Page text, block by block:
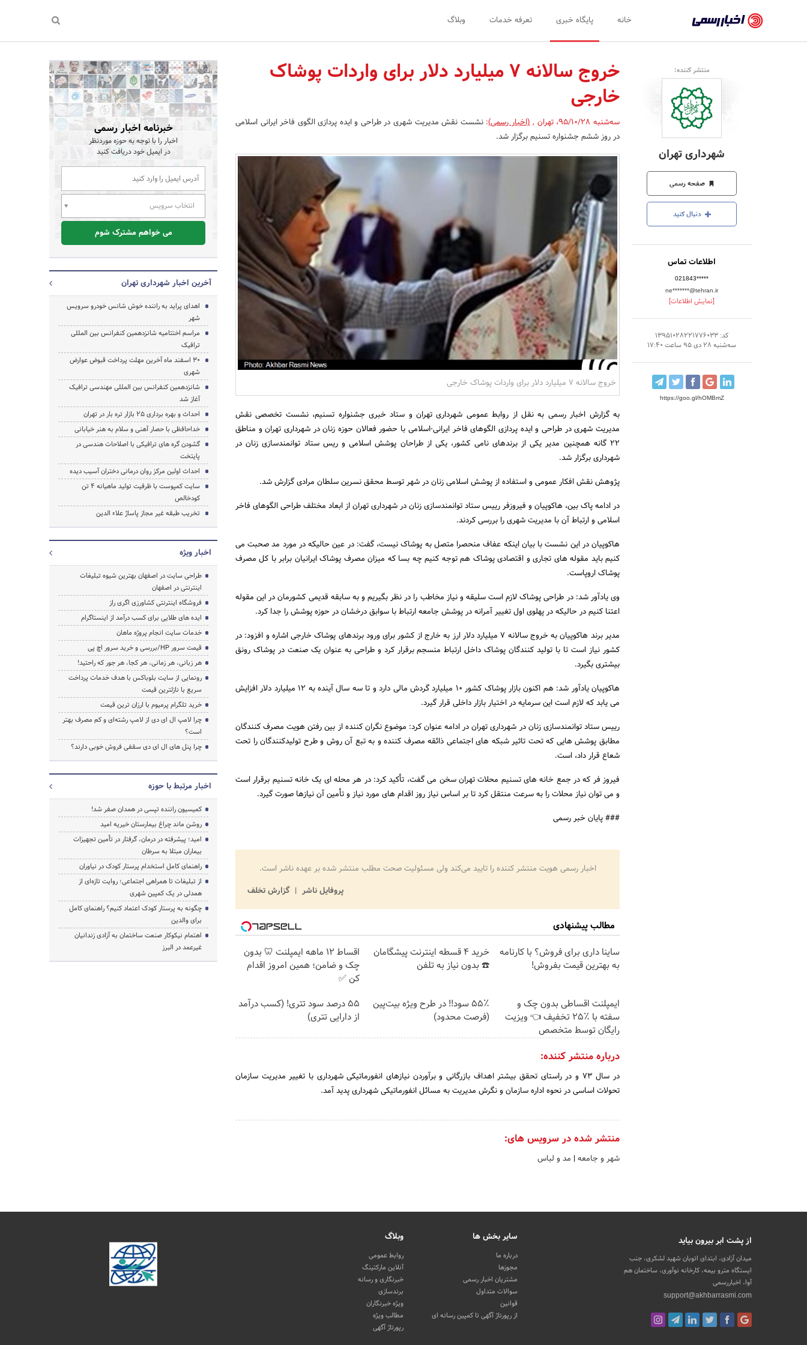
رسمی
-
اخبار
تایید
شده
شرکت‌ها،
سازمان‌ها
و
روابط
عمومی‌ها
خانه پایگاه خبری تعرفه خدمات وبلاگ
منتشر کننده:
شهرداری تهران
صفحه رسمی
دنبال کنید
اطلاعات تماس
021843*****
ne*******@tehran.ir
[نمایش اطلاعات]
کد: 13951028221776033
سه‌شنبه 28 دی 95 ساعت 17:40
https://goo.gl/hOMBmZ
خروج سالانه ۷ میلیارد دلار برای واردات پوشاک
خارجی
سه‌شنبه 95/10/28 ،تهران ,(اخبار رسمی):نشست نقش مدیریت شهری در طراحی و ایده پردازی الگوی فاخر ایرانی اسلامی
در روز ششم جشنواره تسنیم برگزار شد.
خروج سالانه ۷ میلیارد دلار برای واردات پوشاک خارجی
به گزارش اخبار رسمی به نقل از روابط عمومی شهرداری تهران و ستاد خبری جشنواره تسنیم، نشست تخصصی نقش
مدیریت شهری در طراحی و ایده پردازی الگوهای فاخر ایرانی-اسلامی با حضور فعالان حوزه زنان در شهرداری تهران و مناطق
22 گانه همچنین مدیر یکی از برندهای نامی کشور، یکی از طراحان پوشش اسلامی و ریس ستاد توانمندسازی زنان در
شهرداری برگزار شد.
پژوهش نقش افکار عمومی و استفاده از پوشش اسلامی زنان در شهر توسط محقق نسرین سلطان مرادی گزارش شد.
در ادامه پاک بین، هاکوپیان و فیروزفر رییس ستاد توانمندسازی زنان در شهرداری تهران از ابعاد مختلف طراحی الگوهای فاخر
اسلامی و ارتباط آن با مدیریت شهری را بررسی کردند.
هاکوپیان در این نشست با بیان اینکه عفاف منحصرا متصل به پوشاک نیست، گفت: در عین حالیکه در مورد مد صحبت می
کنیم باید مقوله های تجاری و اقتصادی پوشاک هم توجه کنیم چه بسا که میزان مصرف پوشاک ایرانیان برابر با کل مصرف
پوشاک اروپاست.
وی یادآور شد: در طراحی پوشاک لازم است سلیقه و نیاز مخاطب را در نظر بگیریم و به سابقه قدیمی کشورمان در این مقوله
اعتنا کنیم در حالیکه در پهلوی اول تغییر آمرانه در پوشش جامعه ارتباط با سوابق درخشان در حوزه پوشش را جدا کرد.
مدیر برند هاکوپیان به خروج سالانه 7 میلیارد دلار ارز به خارج از کشور برای ورود برندهای پوشاک خارجی اشاره و افزود: در
کشور نیاز است تا با تولید کنندگان پوشاک داخل ارتباط منسجم برقرار کرد و طراحی به عنوان یک صنعت در پوشاک رونق
بیشتری بگیرد.
هاکوپیان یادآور شد: هم اکنون بازار پوشاک کشور 10 میلیارد گردش مالی دارد و تا سه سال آینده به 12 میلیارد دلار افزایش
می یابد که لازم است این سرمایه در اختیار بازار داخلی قرار گیرد.
رییس ستاد توانمندسازی زنان در شهرداری تهران در ادامه عنوان کرد: موضوع نگران کننده از بین رفتن هویت مصرف کنندگان
مطابق پوشش هایی که تحت تاثیر شبکه های اجتماعی ذائقه مصرف کننده و به تبع آن روش و طرح تولیدکنندگان را تحت
شعاع قرار داد، است.
فیروز فر که در جمع خانه های تسنیم محلات تهران سخن می گفت، تأکید کرد: در هر محله ای یک خانه تسنیم برقرار است
و می توان نیاز محلات را به سرعت منتقل کرد تا بر اساس نیاز روز اقدام های مورد نیاز و تأمین آن نیازها صورت گیرد.
### پایان خبر رسمی
اخبار رسمی هویت منتشر کننده را تایید می‌کند ولی مسئولیت صحت مطلب منتشر شده بر عهده ناشر است.
پروفایل ناشر
گزارش تخلف
مطالب پیشنهادی
ساینا داری برای فروش؟ با کارنامه
به بهترین قیمت بفروش!
خرید 4 قسطه اینترنت پیشگامان
☎️ بدون نیاز به تلفن
اقساط ۱۲ ماهه ایمپلنت 🦷 بدون
چک و ضامن؛ همین امروز اقدام
کن ✅
ایمپلنت اقساطی بدون چک و
سفته با ٪۲۵ تخفیف 👈 ویزیت
رایگان توسط متخصص
۵۵٪ سود!! در طرح ویژه بیت‌پین
(فرصت محدود)
۵۵ درصد سود تتری! (کسب درآمد
از دارایی تتری)
درباره منتشر کننده:
در سال‌ 73 و در راستای‌ تحقق‌ بیشتر اهداف‌ بازرگانی‌ و برآوردن‌ نیازهای‌ انفورماتیکی‌ شهرداری‌ با تغییر مدیریت‌ سازمان‌
تحولات‌ اساسی‌ در نحوه‌ اداره‌ سازمان‌ و نگرش‌ مدیریت‌ به‌ مسائل‌ انفورماتیکی‌ شهرداری‌ پدید آمد.
منتشر شده در سرویس های:
شهر و جامعه | مد و لباس
خبرنامه اخبار رسمی
اخبار را با توجه به حوزه موردنظر
در ایمیل خود دریافت کنید
انتخاب سرویس
می خواهم مشترک شوم
آخرین اخبار شهرداری تهران
اهدای پراید به راننده خوش شانس خودرو سرویس
شهر
مراسم اختتامیه شانزدهمین کنفرانس بین المللی
ترافیک
30 اسفند ماه آخرین مهلت پرداخت قبوض عوارض
شهری
شانزدهمین کنفرانس بین المللی مهندسی ترافیک
آغاز شد
احداث و بهره برداری 25 بازار تره بار در تهران
خداحافظی با حصار آهنی و سلام به هنر خیابانی
گشودن گره های ترافیکی با اصلاحات هندسی در
پایتخت
احداث اولین مرکز روان درمانی دختران آسیب دیده
سایت کمپوست با ظرفیت تولید ماهیانه 4 تن
کودخالص
تخریب طبقه غیر مجاز پاساژ علاء الدین
اخبار ویژه
طراحی سایت در اصفهان بهترین شیوه تبلیغات
اینترنتی در اصفهان
فروشگاه اینترنتی کشاورزی اگری راز
ایده های طلایی برای کسب درآمد از اینستاگرام
خدمات سایت انجام پروژه ماهان
قیمت سرور HP/بررسی و خرید سرور اچ پی
هر زبانی، هر زمانی، هر کجا، هر جور که راحتید!
رونمایی از سایت بلوباکس با هدف خدمات پرداخت
سریع با نازلترین قیمت
خرید تلگرام پرمیوم با ارزان ترین قیمت
چرا لامپ ال ای دی از لامپ رشته‌ای و کم مصرف بهتر
است؟
چرا پنل های ال ای دی سقفی فروش خوبی دارند؟
اخبار مرتبط با حوزه
کمیسیون راننده تپسی در همدان صفر شد!
روشن ماند چراغ بیمارستان خیریه امید
امید؛ پیشرفته در درمان، گرفتار در تأمین تجهیزات
بیماران مبتلا به سرطان
راهنمای کامل استخدام پرستار کودک در نیاوران
از تبلیغات تا همراهی اجتماعی؛ روایت تازه‌ای از
همدلی در یک کمپین شهری
چگونه به پرستار کودک اعتماد کنیم؟ راهنمای کامل
برای والدین
اهتمام نیکوکار صنعت ساختمان به آزادی زندانیان
غیرعمد در البرز
از پشت ابر بیرون بیاید
میدان آزادی، ابتدای اتوبان شهید لشکری، جنب
ایستگاه مترو بیمه، کارخانه نوآوری، ساختمان هم
آوا، اخباررسمی
support@akhbarrasmi.com
سایر بخش ها
درباره ما
مجوزها
مشتریان اخبار رسمی
سوالات متداول
قوانین
از رپورتاژ آگهی تا کمپین رسانه ای
وبلاگ
روابط عمومی
آنلاین مارکتینگ
خبرنگاری و رسانه
برندسازی
ویژه خبرنگاران
مطالب ویژه
رپورتاژ آگهی